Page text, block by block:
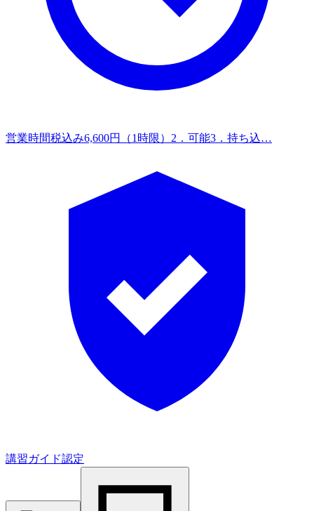
営業時間税込み6,600円（1時限）2．可能3．持ち込…
講習ガイド認定